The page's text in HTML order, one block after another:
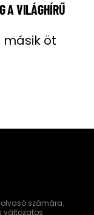
A VILÁGHÍRŰ
másik öt
számára.
változatos